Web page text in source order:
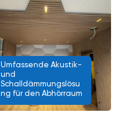
Umfassende Akustik-
und
Schalldämmungslösu
ng für den Abhörraum